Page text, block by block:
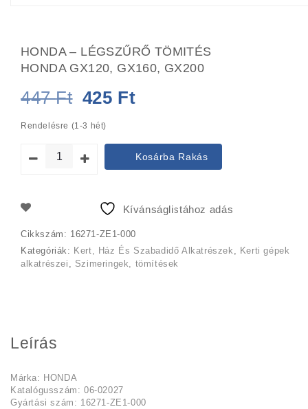
HONDA – LÉGSZŰRŐ TÖMITÉS
HONDA GX120, GX160, GX200
447Ft Original
price
was:
447 Ft.
425 Ft
is:
425 Ft.
Rendelésre (1-3 hét)
Kosárba Rakás
Kívánságlistához adás
Cikkszám: 16271-ZE1-000
Kategóriák: Kert, Ház És Szabadidő Alkatrészek , Kerti gépek
alkatrészei , Szimeringek, tömítések
Leírás
Márka: HONDA
Katalógusszám: 06-02027
Gyártási szám: 16271-ZE1-000